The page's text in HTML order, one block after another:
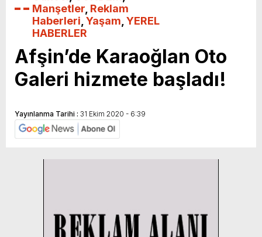
Manşetler Reklam
Haberleri Yaşam YEREL
HABERLER
Afşin’de Karaoğlan Oto
Galeri hizmete başladı!
Yayınlanma Tarihi : 31 Ekim 2020 - 6:39